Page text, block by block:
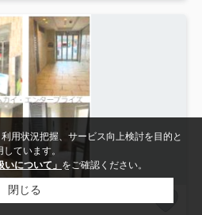
用状況把握、サービス向上検討を目的と
しています。
いについて」 をご確認ください。
閉じる